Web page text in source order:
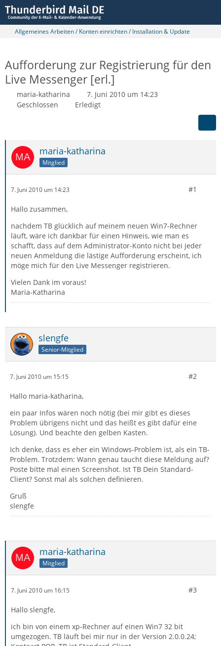
Allgemeines Arbeiten / Konten einrichten / Installation & Update
Aufforderung zur Registrierung für den
Live Messenger [erl.]
maria-katharina
7. Juni 2010 um 14:23
Geschlossen
Erledigt
maria-katharina
Mitglied
7. Juni 2010 um 14:23 #1
Hallo zusammen,
nachdem TB glücklich auf meinem neuen Win7-Rechner
läuft, wäre ich dankbar für einen Hinweis, wie man es
schafft, dass auf dem Administrator-Konto nicht bei jeder
neuen Anmeldung die lästige Aufforderung erscheint, ich
möge mich für den Live Messenger registrieren.
Vielen Dank im voraus!
Maria-Katharina
slengfe
Senior-Mitglied
7. Juni 2010 um 15:15 #2
Hallo maria-katharina,
ein paar Infos wären noch nötig (bei mir gibt es dieses
Problem übrigens nicht und das heißt es gibt dafür eine
Lösung). Und beachte den gelben Kasten.
Ich denke, dass es eher ein Windows-Problem ist, als ein TB-
Problem. Trotzdem: Wann genau taucht diese Meldung auf?
Poste bitte mal einen Screenshot. Ist TB Dein Standard-
Client? Sonst mal als solchen definieren.
Gruß
slengfe
maria-katharina
Mitglied
7. Juni 2010 um 16:15 #3
Hallo slengfe,
ich bin von einem xp-Rechner auf einen Win7 32 bit
umgezogen. TB läuft bei mir nur in der Version 2.0.0.24;